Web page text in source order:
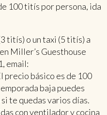
100 titís por persona, ida
titís) o un taxi (5 titís) a
Miller’s Guesthouse
email:
precio básico es de 100
baja puedes
te quedas varios días.
con ventilador y cocina